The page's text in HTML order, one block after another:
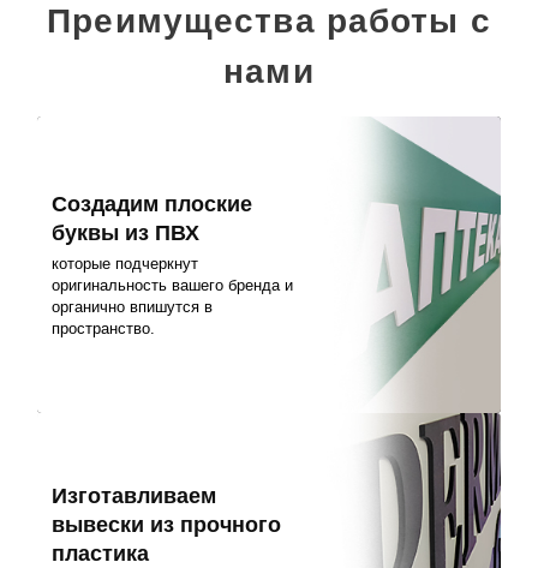
Преимущества работы с
нами
Создадим плоские
буквы из ПВХ
которые подчеркнут
оригинальность вашего бренда и
органично впишутся в
пространство.
Изготавливаем
вывески из прочного
пластика